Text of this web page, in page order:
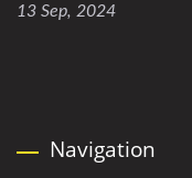
13 Sep, 2024
Navigation